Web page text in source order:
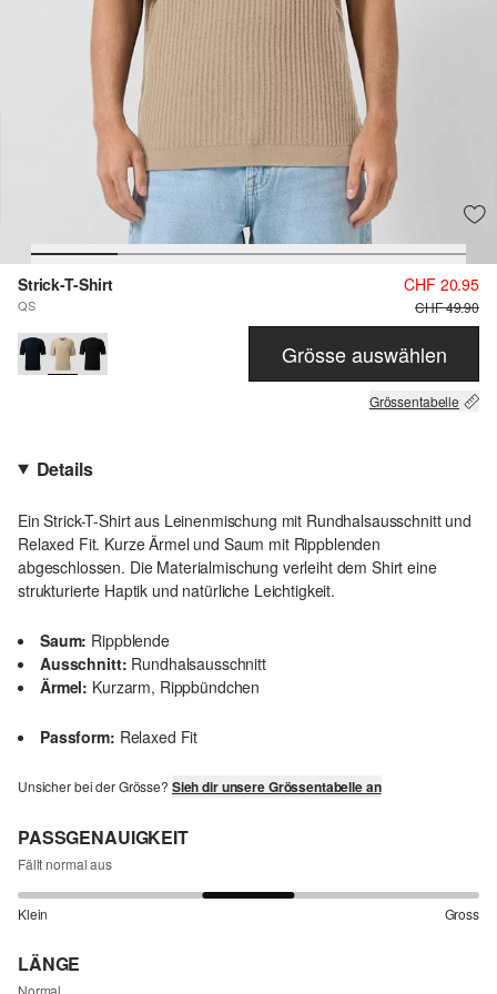
Strick-T-Shirt
QS
CHF 20.95
CHF 49.90
Grösse auswählen
Grössentabelle
Details
Ein Strick-T-Shirt aus Leinenmischung mit Rundhalsausschnitt und
Relaxed Fit. Kurze Ärmel und Saum mit Rippblenden
abgeschlossen. Die Materialmischung verleiht dem Shirt eine
strukturierte Haptik und natürliche Leichtigkeit.
Saum: Rippblende
Ausschnitt: Rundhalsausschnitt
Ärmel: Kurzarm, Rippbündchen
Passform: Relaxed Fit
Unsicher bei der Grösse? Sieh dir unsere Grössentabelle an
PASSGENAUIGKEIT
Fällt normal aus
Klein Gross
LÄNGE